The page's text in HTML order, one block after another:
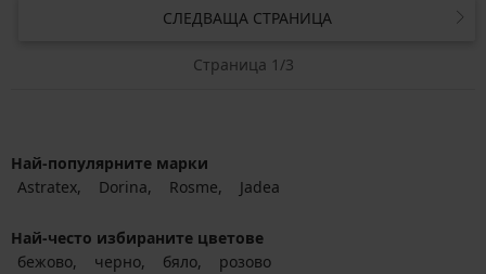
СЛЕДВАЩА СТРАНИЦА
Страница 1/3
Най-популярните марки
Astratex
Dorina Rosme Jadea
Най-често избираните цветове
бежово
черно бяло розово